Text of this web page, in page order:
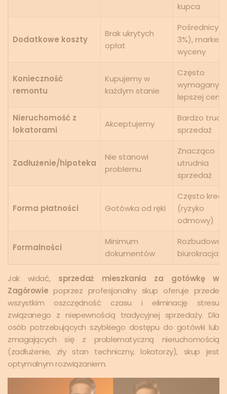
kupca
Dodatkowe koszty
Brak ukrytych
opłat
Pośrednicy
3%),
wyceny
Konieczność
remontu
Kupujemy w
każdym stanie
Często
wymagany
lepszej ceny
Nieruchomość z
lokatorami
Akceptujemy
Bardzo
sprzedaż
Zadłużenie/hipoteka
Nie stanowi
problemu
Znacząco
utrudnia
sprzedaż
Forma płatności Gotówka od ręki
Często
(ryzyko
odmowy)
Formalności
Minimum
dokumentów
biurokracja
Jak widać, sprzedaż mieszkania za gotówkę w
Zagórowie poprzez profesjonalny skup oferuje przede
wszystkim oszczędność czasu i eliminację stresu
związanego z niepewnością tradycyjnej sprzedaży. Dla
osób potrzebujących szybkiego dostępu do gotówki lub
zmagających się z problematyczną nieruchomością
(zadłużenie, zły stan techniczny, lokatorzy), skup jest
optymalnym rozwiązaniem.